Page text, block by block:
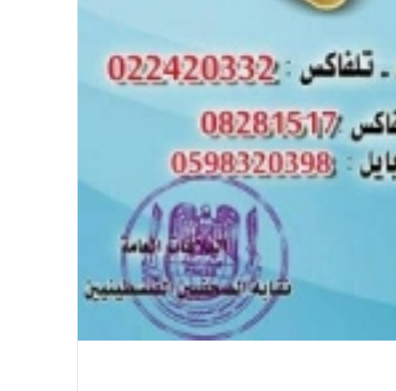
صحيفة (العلم)
في عيد الصحافة العراقية تحية لكل
الصحفيين ولأرواح شهداء الصحافة
رئيس العراق ومجلس الوزراء والنواب
والشخصيات العامة يهنؤن الصحفيين
يطالب السلطات السودانية بالإفراج
الفوري عن الزميل الصحفي اسحق
احمد فضل الله